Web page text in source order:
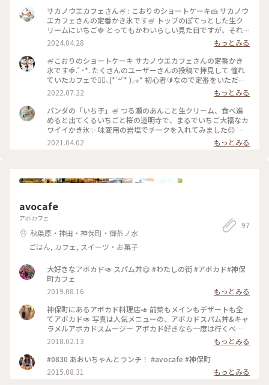
サカノウエカフェさん🍧 : こおりのショートケーキ🍰 サカノウ
エカフェさんの定番かき氷です🍧 トップのぽてっとした生ク
リームにいちご🍓 とってもかわいらしい見た目ですが、それ
だけじゃなくとっても美味しいかき氷でした😋 ふわふわのか
き氷に練乳ソースと甘酸っぱいいちごソースがたっぷり♡ か
き氷の中にもいちごの果肉が入っています！ : 生クリームとか
き氷って合うのかな？と思っていたのですが、これがとっても
合う✨ クリーミーだけどしつこくなくて、かき氷だからこその
さっぱり感！ 大きそうだし、甘いかな〜と思って半分こでい
ただいたけれど、一人で食べられちゃいそうでした🌟 「かき氷
がショートケーキ」 そんなことある？と思ったけれど、ミルキ
ーで本当にショートケーキ食べているみたいな不思議な感覚で
した🍰 : どこから行っても坂の上にあるカフェということで坂
が少しキツかったけれど、頑張ってよかった🙌 もう季節外れの
ようなあたたかさが続いているから、これからの季節は特に混
こおりのショートケーキ #ショートケーキ #かわいい #クリー
2024.04.28
もっとみる
🍧こおりのショートケーキ サカノウエカフェさんの定番かき
氷です🍓.ﾟ･*. たくさんのユーザーさんの投稿で拝見して 憧れ
ていたカフェです॑⸜(* ॑꒳ ॑* )⸝⋆* 初心者🔰なので定番をいただき
ました😊 ふわふわかき氷にいちごがたっぷり✨ ぽってりと乗
った真っ白なエスプーマが ベレー帽みたいで可愛いです🍓.ﾟ･
*. いちごの大きさにもびっくり!! * ⚐ﾞ旗、、、、なくなったの
ですね😆 なくても充分可愛いですね💕 * 写真4枚目 美味しそう
なすももがいっぱい 🔴🔴🔴 次回は素敵なユーザーさんが召し
上がったすもも太郎を食べてみたいな🥰 * 湯島でご飯を食べた
後に立ち寄りました 並ばずすんなり入れたのは奇跡ですね🍀✨
トケーキ #ゴーラー隊 #カメラ #fumitubu #ふみつぶ〜ぬ
2022.07.22
もっとみる
パンダの「いち子」🍧 つる瀬のあんこと生クリーム、食べ進
めると出てくるいちごと桜の道明寺で、まるでいちご大福なカ
ワイイかき氷✨ 味変用の岩塩でチークを入れてみました😊 楽
しくて美味しいかき氷♡ごちそうさまでした #春ふわり #東京
#湯島#サカノウエカフェ#かき氷#ゴーラー隊#パンダ#あんこ#
2021.04.02 もっとみる
avocafe
アボカフェ
秋葉原・神田・神保町・御茶ノ水
ごはん, カフェ, スイーツ・お菓子
97
大好きなアボカド🥑 スパム丼😋 #わたしの街 #アボカド#神保
町カフェ
2019.08.16
もっとみる
神保町にあるアボカド料理店🥑 前菜もメインもデザートも全
てアボカド🥑 写真は人気メニューの、アボカドスパム丼&キャ
ラメルアボカドスムージー アボカド好きなら一度は行くべ
き！ 席数は限られて、人気店なので、開店時間を狙うのがオス
スメです！ #アボカド #ことりっぷ東京 #東京 #カフェ #ごはん
#ランチ #神保町 #おすすめ #朗らか
2018.02.13
もっとみる
#0830 あおいちゃんとランチ！ #avocafe #神保町
2015.08.31
もっとみる